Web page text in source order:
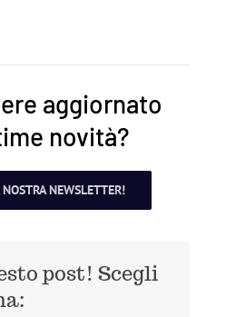
aggiornato
novità?
NEWSLETTER!
post! Scegli